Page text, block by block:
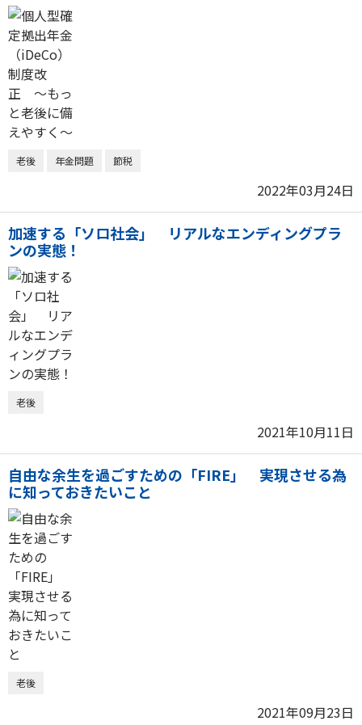
老後 年金問題 節税
2022年03月24日
加速する「ソロ社会」 リアルなエンディングプラ
ンの実態！
老後
2021年10月11日
自由な余生を過ごすための「FIRE」 実現させる為
に知っておきたいこと
老後
2021年09月23日